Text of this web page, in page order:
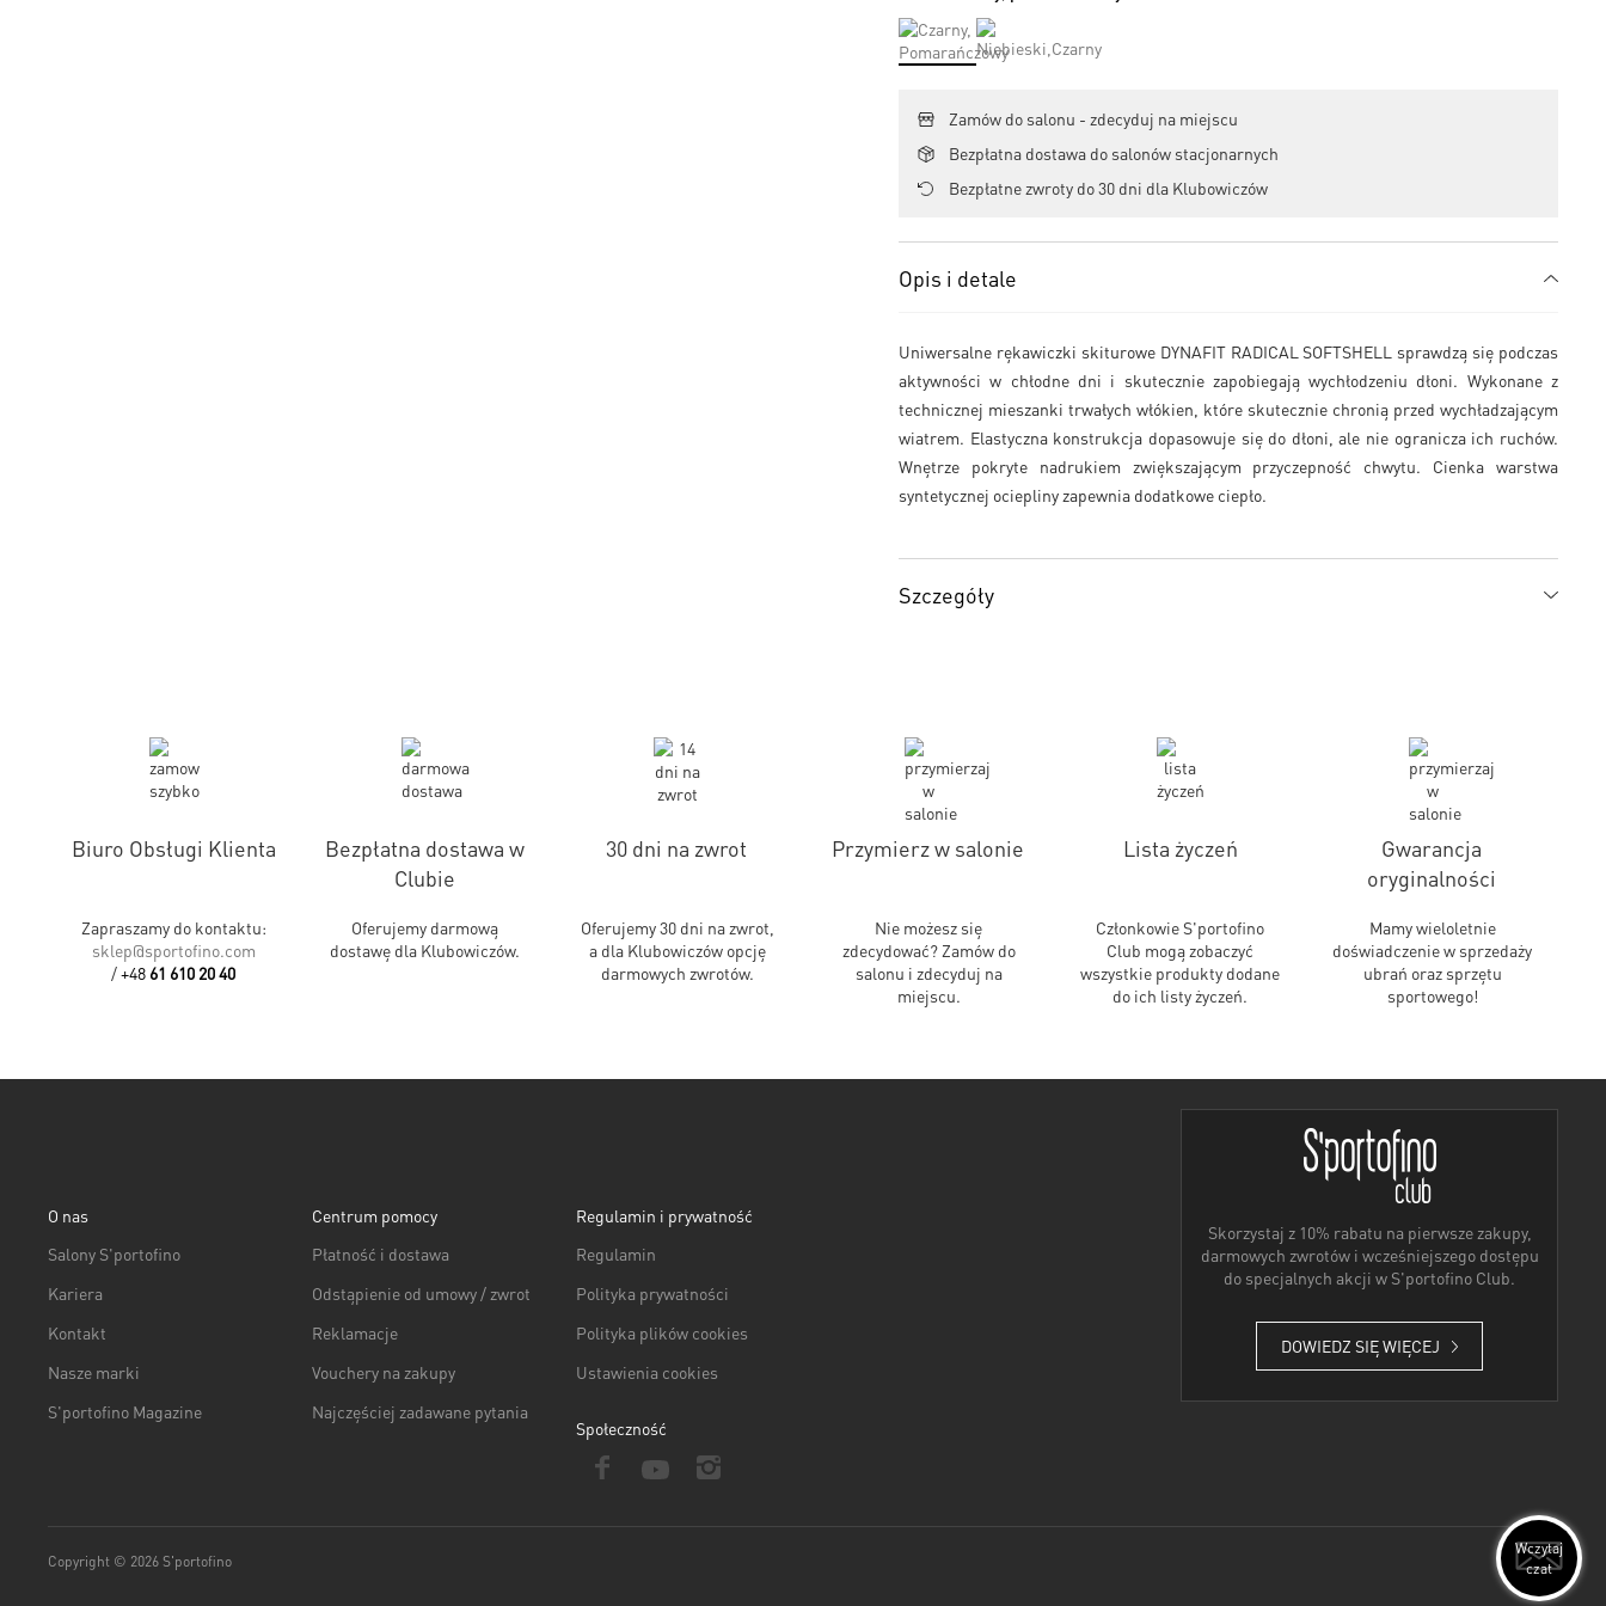
Zamów do salonu - zdecyduj na miejscu
Bezpłatna dostawa do salonów stacjonarnych
Bezpłatne zwroty do 30 dni dla Klubowiczów
Opis i detale
Uniwersalne rękawiczki skiturowe DYNAFIT RADICAL SOFTSHELL sprawdzą się podczas
aktywności w chłodne dni i skutecznie zapobiegają wychłodzeniu dłoni. Wykonane z
technicznej mieszanki trwałych włókien, które skutecznie chronią przed wychładzającym
wiatrem. Elastyczna konstrukcja dopasowuje się do dłoni, ale nie ogranicza ich ruchów.
Wnętrze pokryte nadrukiem zwiększającym przyczepność chwytu. Cienka warstwa
syntetycznej ociepliny zapewnia dodatkowe ciepło.
Szczegóły
Biuro Obsługi Klienta
Zapraszamy do kontaktu:
sklep@sportofino.com
/+48 61 610 20 40
Bezpłatna dostawa w
Clubie
Oferujemy darmową
dostawę dla Klubowiczów.
30 dni na zwrot
Oferujemy 30 dni na zwrot,
a dla Klubowiczów opcję
darmowych zwrotów.
Przymierz w salonie
Nie możesz się
zdecydować? Zamów do
salonu i zdecyduj na
miejscu.
Lista życzeń
Członkowie S'portofino
Club mogą zobaczyć
wszystkie produkty dodane
do ich listy życzeń.
Gwarancja
oryginalności
Mamy wieloletnie
doświadczenie w sprzedaży
ubrań oraz sprzętu
sportowego!
Skorzystaj z 10% rabatu na pierwsze zakupy,
darmowych zwrotów i wcześniejszego dostępu
do specjalnych akcji w S'portofino Club.
DOWIEDZ SIĘ WIĘCEJ
O nas
Salony S'portofino
Kariera
Kontakt
Nasze marki
S'portofino Magazine
Centrum pomocy
Płatność i dostawa
Odstąpienie od umowy / zwrot
Reklamacje
Vouchery na zakupy
Najczęściej zadawane pytania
Regulamin i prywatność
Regulamin
Polityka prywatności
Polityka plików cookies
Ustawienia cookies
Społeczność
Copyright © 2026 S'portofino
Wczytaj
czat